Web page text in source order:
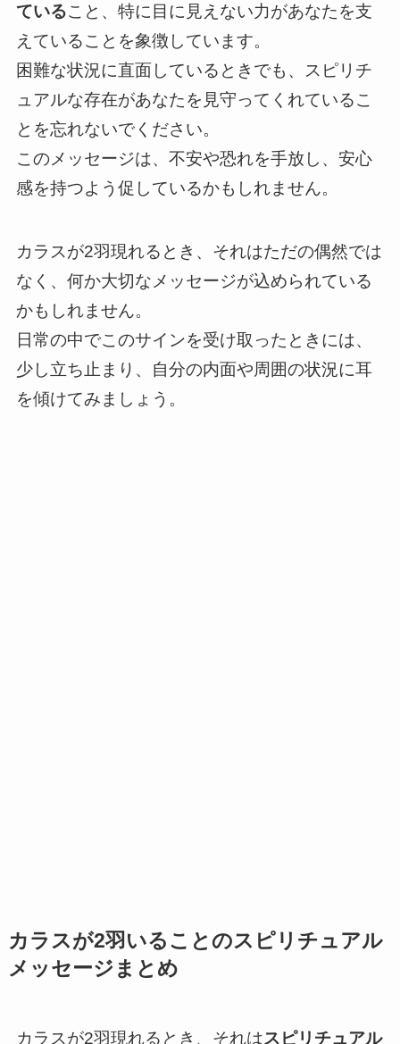
ていること、特に目に見えない力があなたを支
えていることを象徴しています。
困難な状況に直面しているときでも、スピリチ
ュアルな存在があなたを見守ってくれているこ
とを忘れないでください。
このメッセージは、不安や恐れを手放し、安心
感を持つよう促しているかもしれません。
カラスが2羽現れるとき、それはただの偶然では
なく、何か大切なメッセージが込められている
かもしれません。
日常の中でこのサインを受け取ったときには、
少し立ち止まり、自分の内面や周囲の状況に耳
を傾けてみましょう。
カラスが2羽いることのスピリチュアル
メッセージまとめ
カラスが2羽現れるとき、それはスピリチュアル